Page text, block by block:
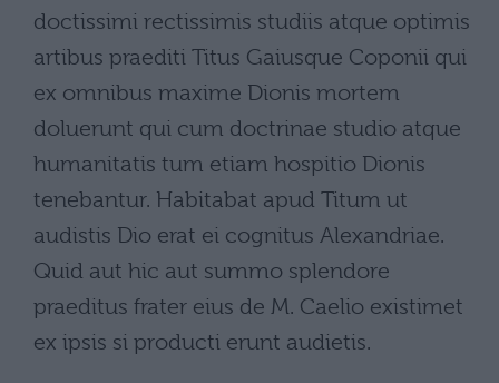
doctissimi rectissimis studiis atque optimis
artibus praediti Titus Gaiusque Coponii qui
ex omnibus maxime Dionis mortem
doluerunt qui cum doctrinae studio atque
humanitatis tum etiam hospitio Dionis
tenebantur. Habitabat apud Titum ut
audistis Dio erat ei cognitus Alexandriae.
Quid aut hic aut summo splendore
praeditus frater eius de M. Caelio existimet
ex ipsis si producti erunt audietis.